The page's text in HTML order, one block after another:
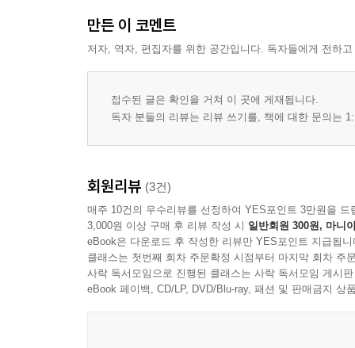
나가며
만든 이 코멘트
저자, 역자, 편집자를 위한 공간입니다. 독자들에게 전하
접수된 글은 확인을 거쳐 이 곳에 게재됩니다.
독자 분들의 리뷰는 리뷰 쓰기를, 책에 대한 문의는
회원리뷰 (3건)
매주 10건의 우수리뷰를 선정하여 YES포인트 3만원을 드
3,000원 이상 구매 후 리뷰 작성 시 일반회원 300원, 마니
eBook은 다운로드 후 작성한 리뷰만 YES포인트 지급됩니
클래스는 첫번째 회차 주문확정 시점부터 마지막 회차 주
사락 독서모임으로 진행된 클래스는 사락 독서모임 게시
eBook 페이백, CD/LP, DVD/Blu-ray, 패션 및 판매금지 상